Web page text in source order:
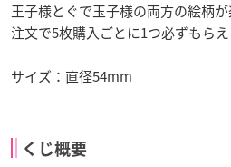
王子様とぐで玉子様の両方の絵柄
注文で5枚購入ごとに1つ必ずもらえ
サイズ：直径54mm
くじ概要